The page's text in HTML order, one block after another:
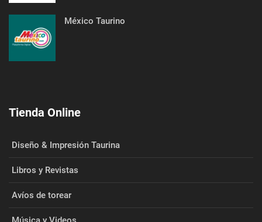
México Taurino
Tienda Online
Diseño & Impresión Taurina
Libros y Revistas
Avíos de torear